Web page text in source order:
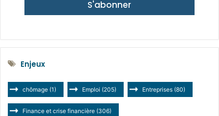
S'abonner
Enjeux
chômage (1) Emploi (205) Entreprises (80)
Finance et crise financière (306)